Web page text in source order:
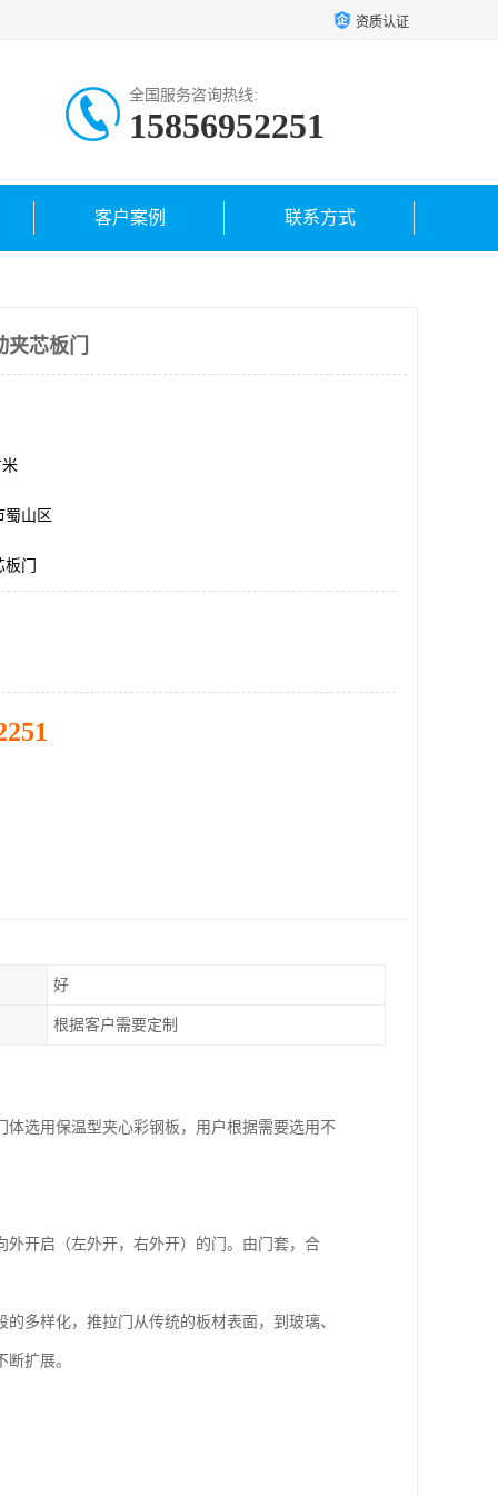
资质认证
全国服务咨询热线:
15856952251
客户案例 联系方式
芯板门
米
蜀山区
门
好
根据客户需要定制
选用保温型夹心彩钢板，用户根据需要选用不
外开启（左外开，右外开）的门。由门套，合
多样化，推拉门从传统的板材表面，到玻璃、
扩展。